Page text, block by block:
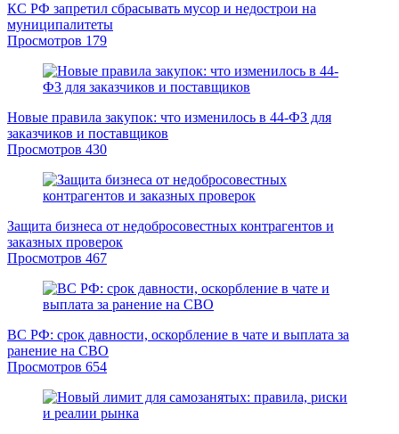
КС РФ запретил сбрасывать мусор и недострои на
муниципалитеты
Просмотров 179
Новые правила закупок: что изменилось в 44-ФЗ для
заказчиков и поставщиков
Просмотров 430
Защита бизнеса от недобросовестных контрагентов и
заказных проверок
Просмотров 467
ВС РФ: срок давности, оскорбление в чате и выплата за
ранение на СВО
Просмотров 654